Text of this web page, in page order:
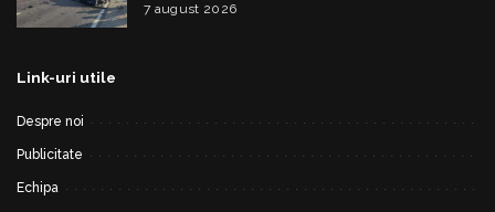
7 august 2026
Link-uri utile
Despre noi
Publicitate
Echipa